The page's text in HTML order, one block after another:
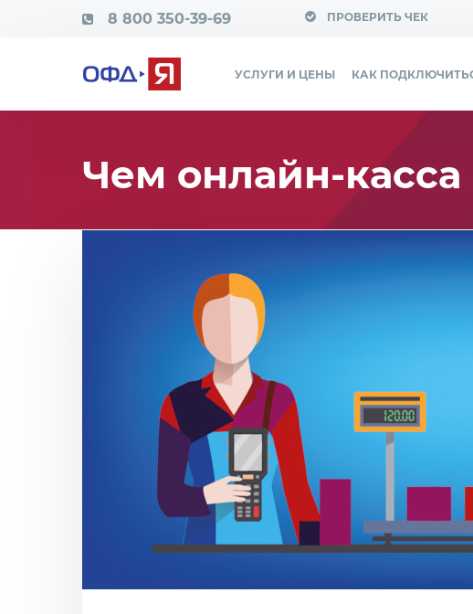
8 800 350-39-69 ПРОВЕРИТЬ ЧЕК
УСЛУГИ И ЦЕНЫ КАК
Чем онлайн-касса